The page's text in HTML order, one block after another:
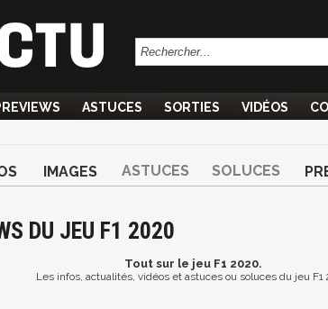
ASTUCES SORTIES VIDÉOS
IMAGES ASTUCES SOLUCES
DU JEU F1 2020
Tout sur le jeu F1 2020.
Les infos, actualités, vidéos et astuces ou soluces du jeu F1